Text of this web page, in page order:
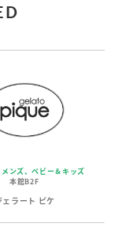
メンズ、ベビー＆キッズ
本館B2F
ェラート ピケ